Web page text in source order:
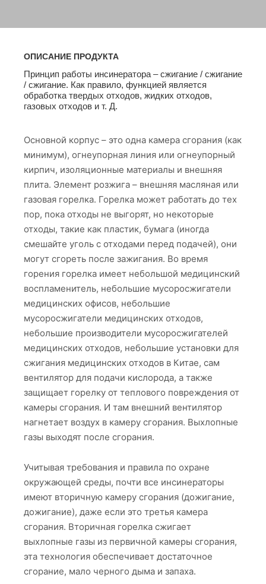
ОПИСАНИЕ ПРОДУКТА
Принцип работы инсинератора – сжигание / сжигание
/ сжигание. Как правило, функцией является
обработка твердых отходов, жидких отходов,
газовых отходов и т. Д.
Основной корпус – это одна камера сгорания (как
минимум), огнеупорная линия или огнеупорный
кирпич, изоляционные материалы и внешняя
плита. Элемент розжига – внешняя масляная или
газовая горелка. Горелка может работать до тех
пор, пока отходы не выгорят, но некоторые
отходы, такие как пластик, бумага (иногда
смешайте уголь с отходами перед подачей), они
могут сгореть после зажигания. Во время
горения горелка имеет небольшой медицинский
воспламенитель, небольшие мусоросжигатели
медицинских офисов, небольшие
мусоросжигатели медицинских отходов,
небольшие производители мусоросжигателей
медицинских отходов, небольшие установки для
сжигания медицинских отходов в Китае, сам
вентилятор для подачи кислорода, а также
защищает горелку от теплового повреждения от
камеры сгорания. И там внешний вентилятор
нагнетает воздух в камеру сгорания. Выхлопные
газы выходят после сгорания.
Учитывая требования и правила по охране
окружающей среды, почти все инсинераторы
имеют вторичную камеру сгорания (дожигание,
дожигание), даже если это третья камера
сгорания. Вторичная горелка сжигает
выхлопные газы из первичной камеры сгорания,
эта технология обеспечивает достаточное
сгорание, мало черного дыма и запаха.